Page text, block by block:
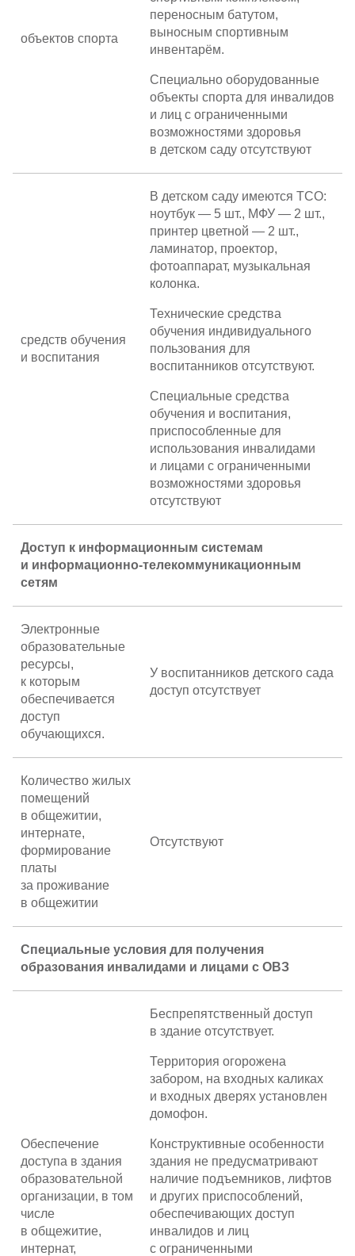
объектов спорта
переносным батутом,
выносным спортивным
инвентарём.
Специально оборудованные
объекты спорта для инвалидов
и лиц с ограниченными
возможностями здоровья
в детском саду отсутствуют
средств обучения
и воспитания
В детском саду имеются ТСО:
ноутбук — 5 шт., МФУ — 2 шт.,
принтер цветной — 2 шт.,
ламинатор, проектор,
фотоаппарат, музыкальная
колонка.
Технические средства
обучения индивидуального
пользования для
воспитанников отсутствуют.
Специальные средства
обучения и воспитания,
приспособленные для
использования инвалидами
и лицами с ограниченными
возможностями здоровья
отсутствуют
Доступ к информационным системам
и информационно-телекоммуникационным
сетям
Электронные
образовательные
ресурсы,
к которым
обеспечивается
доступ
обучающихся.
У воспитанников детского сада
доступ отсутствует
Количество жилых
помещений
в общежитии,
интернате,
формирование
платы
за проживание
в общежитии
Отсутствуют
Специальные условия для получения
образования инвалидами и лицами с ОВЗ
Обеспечение
доступа в здания
образовательной
организации, в том
числе
в общежитие,
интернат,
Беспрепятственный доступ
в здание отсутствует.
Территория огорожена
забором, на входных каликах
и входных дверях установлен
домофон.
Конструктивные особенности
здания не предусматривают
наличие подъемников, лифтов
и других приспособлений,
обеспечивающих доступ
инвалидов и лиц
с ограниченными